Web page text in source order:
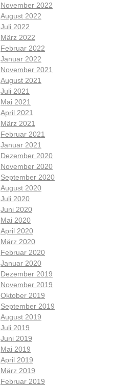
November 2022
August 2022
Juli 2022
März 2022
Februar 2022
Januar 2022
November 2021
August 2021
Juli 2021
Mai 2021
April 2021
März 2021
Februar 2021
Januar 2021
Dezember 2020
November 2020
September 2020
August 2020
Juli 2020
Juni 2020
Mai 2020
April 2020
März 2020
Februar 2020
Januar 2020
Dezember 2019
November 2019
Oktober 2019
September 2019
August 2019
Juli 2019
Juni 2019
Mai 2019
April 2019
März 2019
Februar 2019